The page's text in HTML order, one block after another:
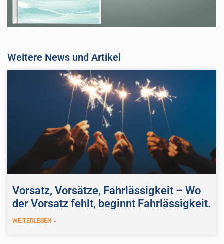
Weitere News und Artikel
Vorsatz, Vorsätze, Fahrlässigkeit – Wo
der Vorsatz fehlt, beginnt Fahrlässigkeit.
WEITERLESEN »